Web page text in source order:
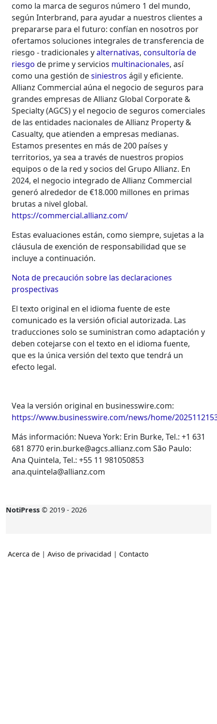
como la marca de seguros número 1 del mundo,
según Interbrand, para ayudar a nuestros clientes a
prepararse para el futuro: confían en nosotros por
ofertamos soluciones integrales de transferencia de
riesgo - tradicionales yalternativas, consultoría de
riesgo de prime y servicios multinacionales, así
como una gestión desiniestros ágil y eficiente.
Allianz Commercial aúna el negocio de seguros para
grandes empresas de Allianz Global Corporate &
Specialty (AGCS) y el negocio de seguros comerciales
de las entidades nacionales de Allianz Property &
Casualty, que atienden a empresas medianas.
Estamos presentes en más de 200 países y
territorios, ya sea a través de nuestros propios
equipos o de la red y socios del Grupo Allianz. En
2024, el negocio integrado de Allianz Commercial
generó alrededor de €18.000 millones en primas
brutas a nivel global.
https://commercial.allianz.com/
Estas evaluaciones están, como siempre, sujetas a la
cláusula de exención de responsabilidad que se
incluye a continuación.
Nota de precaución sobre las declaraciones
prospectivas
El texto original en el idioma fuente de este
comunicado es la versión oficial autorizada. Las
traducciones solo se suministran como adaptación y
deben cotejarse con el texto en el idioma fuente,
que es la única versión del texto que tendrá un
efecto legal.
Vea la versión original en businesswire.com:
https://www.businesswire.com/news/home/
Más información: Nueva York: Erin Burke, Tel.: +1 631
681 8770 erin.burke@agcs.allianz.com São Paulo:
Ana Quintela, Tel.: +55 11 981050853
ana.quintela@allianz.com
NotiPress © 2019 - 2026
Acerca de | Aviso de privacidad | Contacto